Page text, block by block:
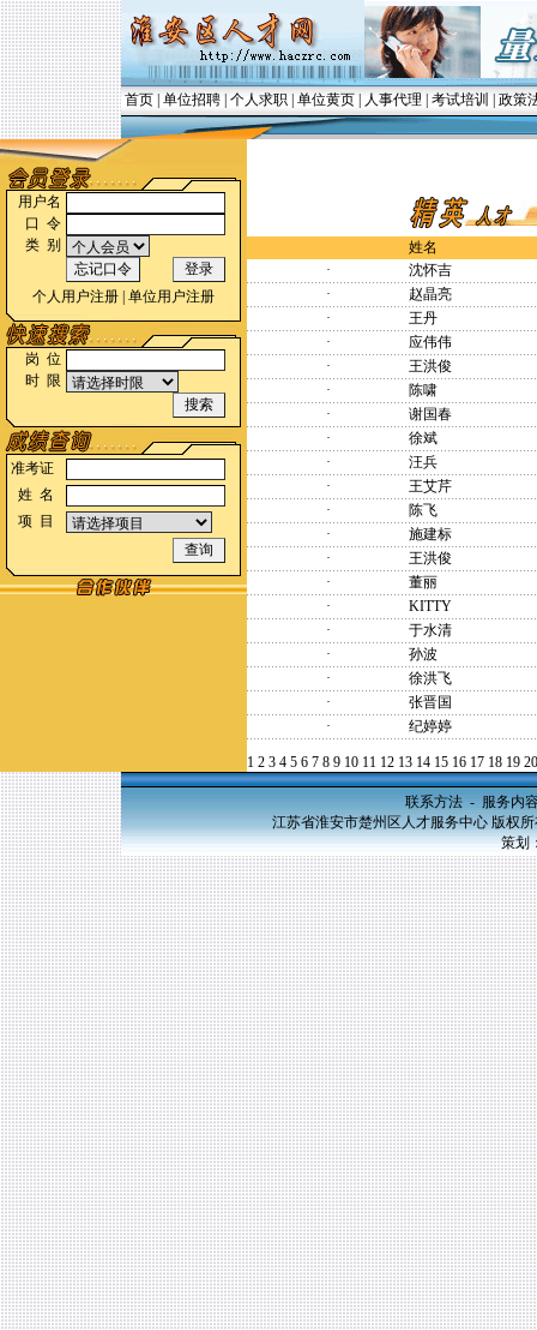
首页 单位招聘 个人求职 单位黄页 人事代理 考试培训 政策
用户名
口 令
类 别
个人用户注册 单位用户注册
岗 位
时 限
准考证
姓 名
项 目
姓名
·
沈怀吉
·
赵晶亮
·
王丹
·
应伟伟
·
王洪俊
·
陈啸
·
谢国春
·
徐斌
·
汪兵
·
王艾芹
·
陈飞
·
施建标
·
王洪俊
·
董丽
·
KITTY
·
于水清
·
孙波
·
徐洪飞
·
张晋国
·
纪婷婷
1 2 3 4 5 6 7 8 9 10 11 12 13 14 15 16 17 18 19 20
联系方法- 服务内
江苏省淮安市楚州区人才服务中心 版权
策划